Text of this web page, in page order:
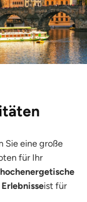
Sie eine große
für Ihr
hochenergetische
ist für